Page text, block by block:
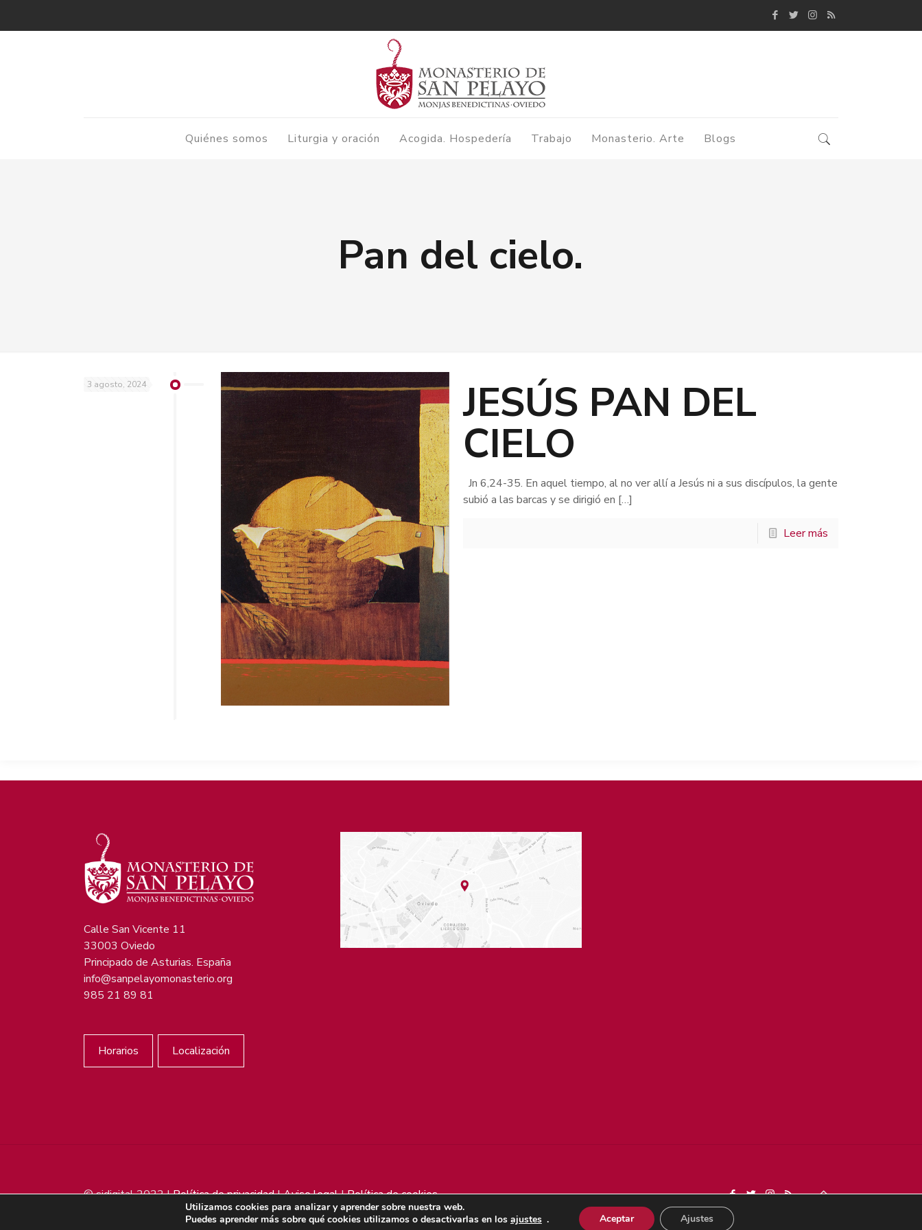
Quiénes somos Liturgia y oración Acogida. Hospedería Trabajo Monasterio. Arte Blogs
Pan del cielo.
3 agosto, 2024 JESÚS PAN DEL
CIELO
Jn 6,24-35. En aquel tiempo, al no ver allí a Jesús ni a sus discípulos, la gente
subió a las barcas y se dirigió en […]
Leer más
Calle San Vicente 11
33003 Oviedo
Principado de Asturias. España
info@sanpelayomonasterio.org
985 21 89 81
Horarios Localización
© sjdigital 2022 |Política de privacidad|Aviso legal|Política de cookies
Utilizamos cookies para analizar y aprender sobre nuestra web.
Puedes aprender más sobre qué cookies utilizamos o desactivarlas en los ajustes . Aceptar Ajustes